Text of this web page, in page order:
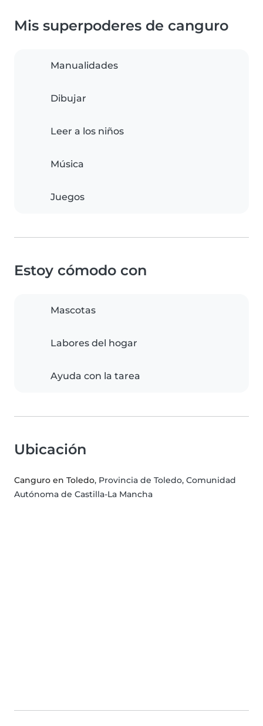
Mis superpoderes de canguro
Manualidades
Dibujar
Leer a los niños
Música
Juegos
Estoy cómodo con
Mascotas
Labores del hogar
Ayuda con la tarea
Ubicación
Canguro en Toledo, Provincia de Toledo, Comunidad
Autónoma de Castilla-La Mancha